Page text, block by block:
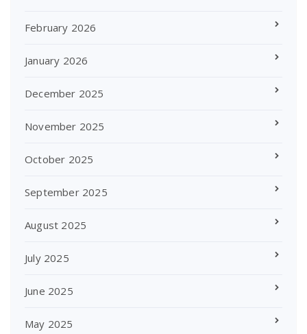
February 2026
January 2026
December 2025
November 2025
October 2025
September 2025
August 2025
July 2025
June 2025
May 2025